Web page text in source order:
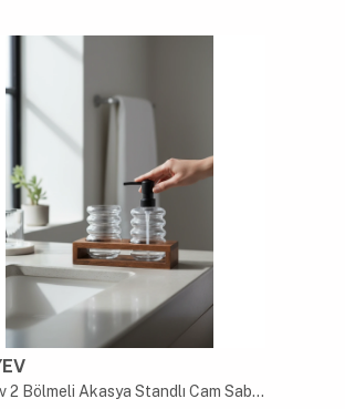
Akayev 2 Bölmeli Akasya Standlı Cam Sabunluk ve Diş Fırçalık Seti